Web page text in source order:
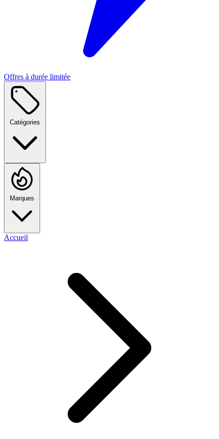
Offres à durée limitée
Catégories
Marques
Accueil